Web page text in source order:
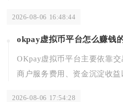
2026-08-06 16:48:44
okpay虚拟币平台怎么赚钱
OKpay虚拟币平台主要依靠交
商户服务费用、资金沉淀收益
2026-08-06 17:54:28